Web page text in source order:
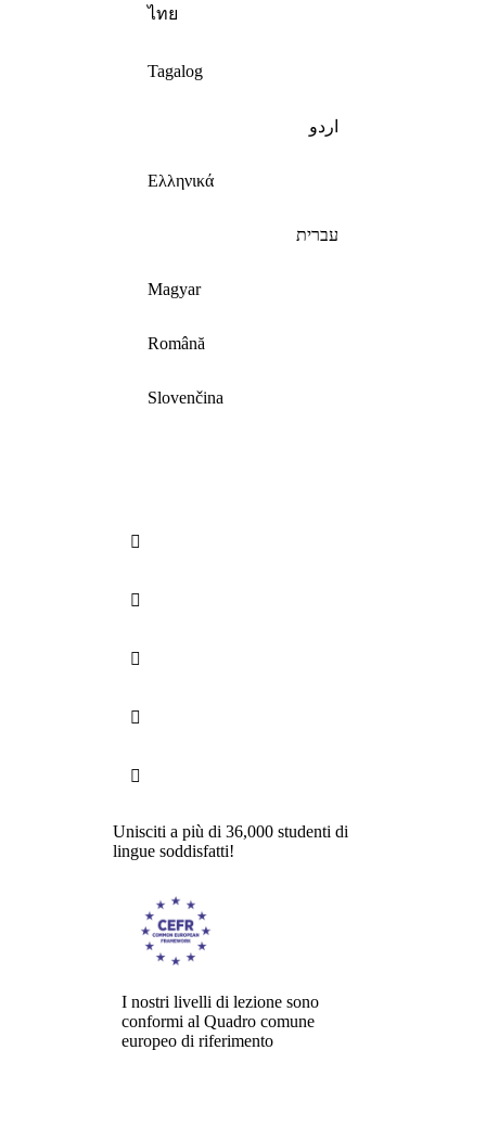
ไทย
Tagalog
اردو
Ελληνικά
עברית
Magyar
Română
Slovenčina





Unisciti a più di 36,000 studenti di
lingue soddisfatti!
I nostri livelli di lezione sono
conformi al Quadro comune
europeo di riferimento